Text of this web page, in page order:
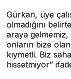
Gürkan, üye
olmadığını
araya
onların bize
kıymetli. Biz
hissetmiyor”